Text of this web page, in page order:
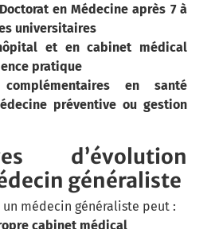
en Médecine après 7 à
universitaires
et en cabinet médical
pratique
complémentaires en santé
préventive ou gestion
d’évolution
généraliste
un médecin généraliste peut :
cabinet médical